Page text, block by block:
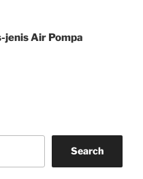
jenis Air Pompa
Search